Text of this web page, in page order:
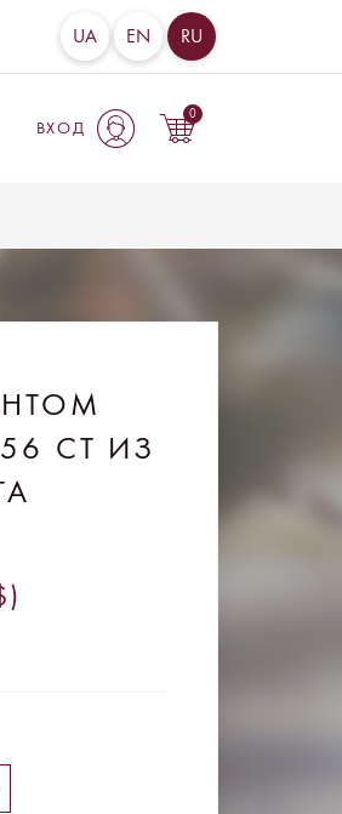
UA EN RU
ВХОД
0
CT ИЗ